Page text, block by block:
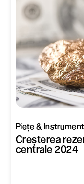
Piețe &
Creșterea
centrale 2024